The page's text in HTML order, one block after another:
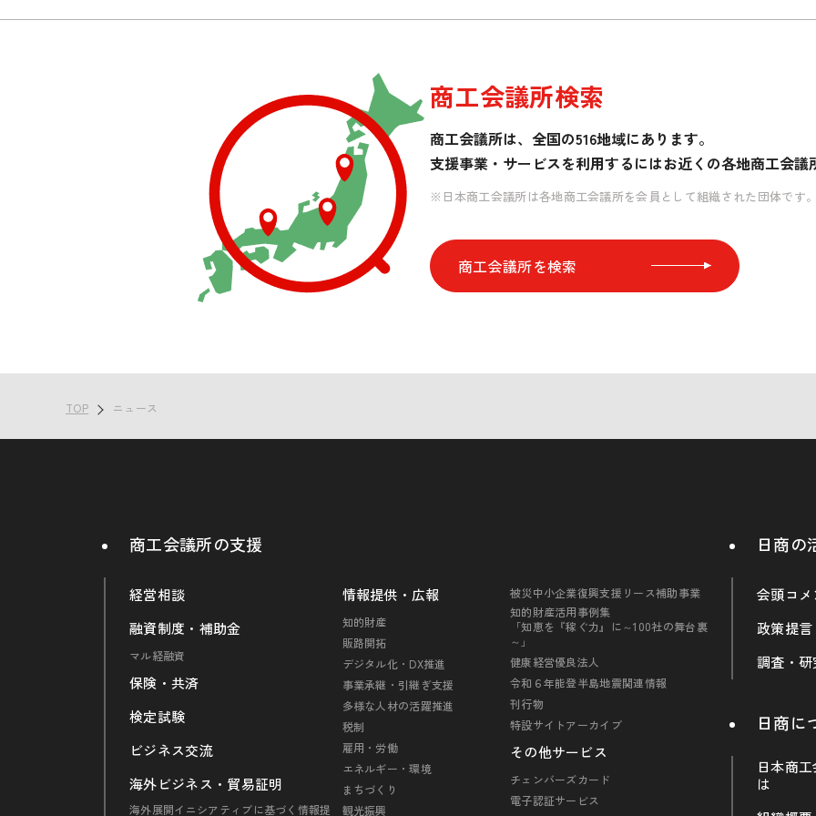
商工会議所検索
商工会議所は、全国の516地域にあります。
支援事業・サービスを利用するにはお近くの各地商工会議
※日本商工会議所は各地商工会議所を会員として組織された団体です。
商工会議所を検索
TOP ニュース
商工会議所の支援
経営相談
融資制度・補助金
マル経融資
保険・共済
検定試験
ビジネス交流
海外ビジネス・貿易証明
海外展開イニシアティブに基づく情報提
情報提供・広報
知的財産
販路開拓
デジタル化・DX推進
事業承継・引継ぎ支援
多様な人材の活躍推進
税制
雇用・労働
エネルギー・環境
まちづくり
観光振興
被災中小企業復興支援リース補助事業
知的財産活用事例集
「知恵を『稼ぐ力』に～100社の舞台裏
～」
健康経営優良法人
令和６年能登半島地震関連情報
刊行物
特設サイトアーカイブ
その他サービス
チェンバーズカード
電子認証サービス
日商の
会頭コメ
政策提言
調査・研
日商に
日本商
は